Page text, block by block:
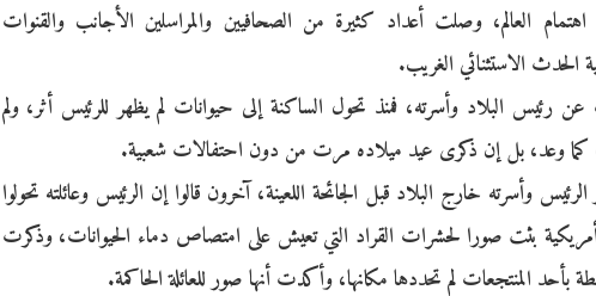
العالم، وصلت أعداد كثيرة من الصحافيين والمراسلين الأجانب والقنوات
الحدث الاستثنائي الغريب.
رئيس البلاد وأسرته، فمنذ تحول الساكنة إلى حيوانات لم يظهر للرئيس أثر، ولم
وعد، بل إن ذكرى عيد ميلاده مرت من دون احتفالات شعبية.
وأسرته خارج البلاد قبل الجائحة اللعينة، آخرون قالوا إن الرئيس وعائلته تحولوا
بثت صورا لحشرات القراد التي تعيش على امتصاص دماء الحيوانات، وذكرت
بأحد المنتجعات لم تحددها مكانها، وأكدت أنها صور للعائلة الحاكمة.